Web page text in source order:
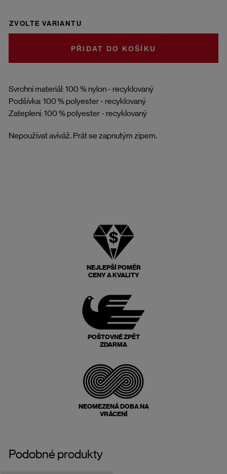
Svrchní materiál: 100 % nylon - recyklovaný
Podšívka: 100 % polyester - recyklovaný
Zateplení: 100 % polyester - recyklovaný
Nepoužívat aviváž. Prát se zapnutým zipem.
ZVOLTE VARIANTU
DO KOŠÍKU
NEJLEPŠÍ POMĚR
CENY A KVALITY
POŠTOVNÉ ZPĚT
ZDARMA
NEOMEZENÁ DOBA NA
VRÁCENÍ
Podobné produkty